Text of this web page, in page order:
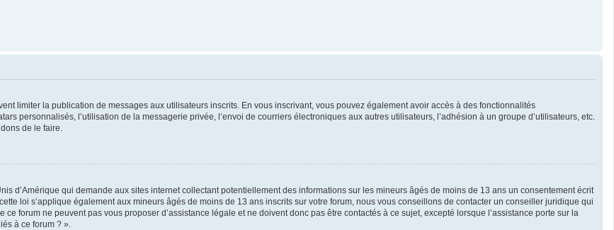
limiter la publication de messages aux utilisateurs inscrits. En vous inscrivant, vous pouvez également avoir accès à des fonctionnalités
personnalisés, l’utilisation de la messagerie privée, l’envoi de courriers électroniques aux autres utilisateurs, l’adhésion à un groupe d’utilisateurs, etc.
de le faire.
d’Amérique qui demande aux sites internet collectant potentiellement des informations sur les mineurs âgés de moins de 13 ans un consentement écrit
loi s’applique également aux mineurs âgés de moins de 13 ans inscrits sur votre forum, nous vous conseillons de contacter un conseiller juridique qui
forum ne peuvent pas vous proposer d’assistance légale et ne doivent donc pas être contactés à ce sujet, excepté lorsque l’assistance porte sur la
à ce forum ? ».